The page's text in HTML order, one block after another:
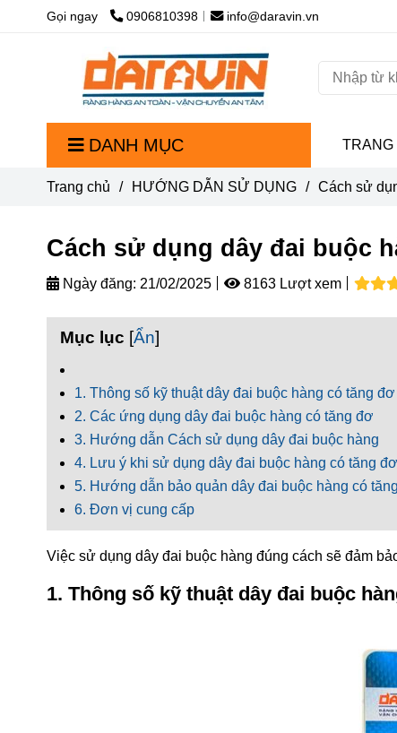
Gọi ngay 0906810398 info@daravin.vn
DANH MỤC TRANG
Trang chủ / HƯỚNG DẪN SỬ DỤNG / Cách sử
Cách sử dụng dây đai buộc
Ngày đăng: 21/02/2025 8163 Lượt xem
Mục lục [Ẩn]
1. Thông số kỹ thuật dây đai buộc hàng có tăng đơ
2. Các ứng dụng dây đai buộc hàng có tăng đơ
3. Hướng dẫn Cách sử dụng dây đai buộc hàng
4. Lưu ý khi sử dụng dây đai buộc hàng có tăng đơ
5. Hướng dẫn bảo quản dây đai buộc hàng có
6. Đơn vị cung cấp
Việc sử dụng dây đai buộc hàng đúng cách sẽ đảm
1. Thông số kỹ thuật dây đai buộc